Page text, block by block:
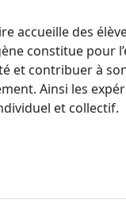
accueille des
constitue pour
et contribuer à
Ainsi les
et collectif.